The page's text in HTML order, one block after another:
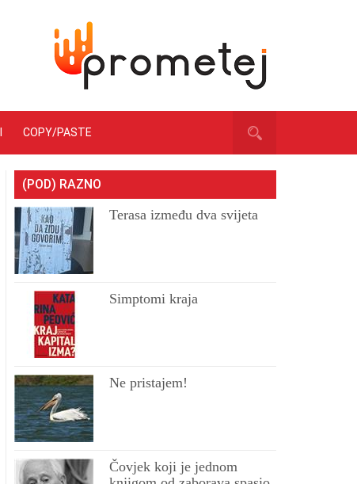
COPY/PASTE
(POD) RAZNO
Terasa između dva svijeta
Simptomi kraja
Ne pristajem!
Čovjek koji je jednom